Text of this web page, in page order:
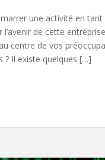
une activité en
l’avenir de cette
centre de vos
? Il existe quelques […]